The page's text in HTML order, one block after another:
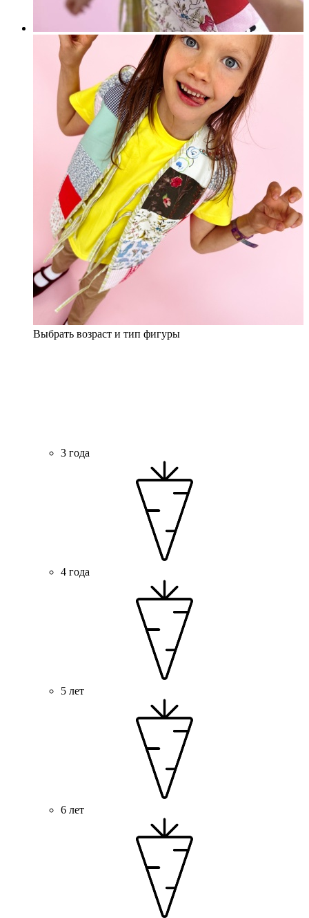
Выбрать возраст и тип фигуры
3 года
4 года
5 лет
6 лет